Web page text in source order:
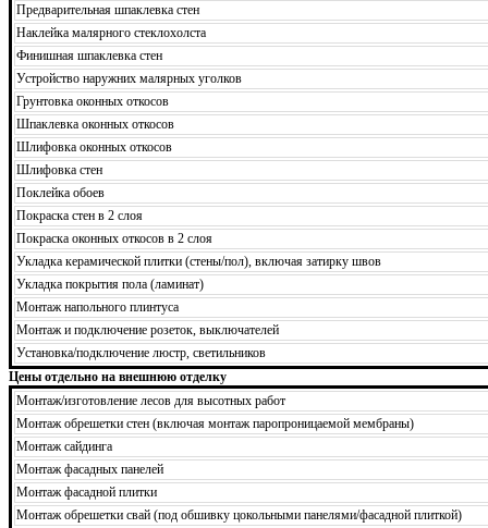
Предварительная шпаклевка стен
Наклейка малярного стеклохолста
Финишная шпаклевка стен
Устройство наружних малярных уголков
Грунтовка оконных откосов
Шпаклевка оконных откосов
Шлифовка оконных откосов
Шлифовка стен
Поклейка обоев
Покраска стен в 2 слоя
Покраска оконных откосов в 2 слоя
Укладка керамической плитки (стены/пол), включая затирку швов
Укладка покрытия пола (ламинат)
Монтаж напольного плинтуса
Монтаж и подключение розеток, выключателей
Установка/подключение люстр, светильников
Цены отдельно на внешнюю отделку
Монтаж/изготовление лесов для высотных работ
Монтаж обрешетки стен (включая монтаж паропроницаемой мембраны)
Монтаж сайдинга
Монтаж фасадных панелей
Монтаж фасадной плитки
Монтаж обрешетки свай (под обшивку цокольными панелями/фасадной плиткой)